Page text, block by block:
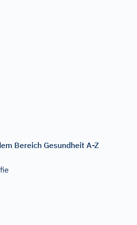
Bereich Gesundheit A-Z